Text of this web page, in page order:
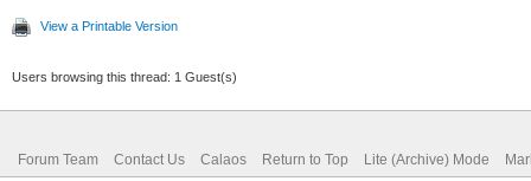
View a Printable Version
Users browsing this thread: 1 Guest(s)
Forum Team Contact Us Calaos Return to Top Lite (Archive) Mode